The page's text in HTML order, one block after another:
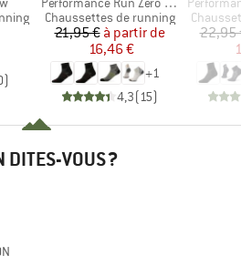
)
Product group
Chaussettes de running
Prix
21,95 € Prix réduit
à partir de
16,46 €
+1
4,3(15)
Product
22,95
DITES-VOUS ?